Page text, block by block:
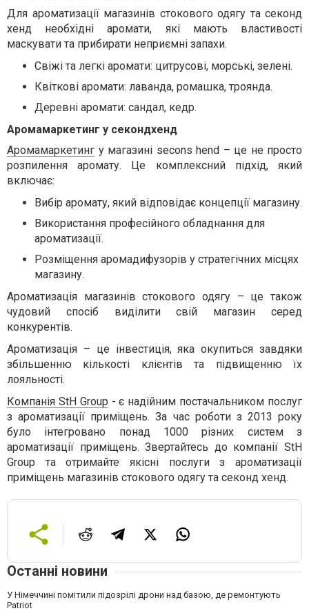
Для ароматизації магазинів стокового одягу та секонд
хенд необхідні аромати, які мають властивості
маскувати та прибирати неприємні запахи.
Свіжі та легкі аромати: цитрусові, морські, зелені.
Квіткові аромати: лаванда, ромашка, троянда.
Деревні аромати: сандал, кедр.
Аромамаркетинг у секондхенд
Аромамаркетинг у магазині secons hend – це не просто
розпилення аромату. Це комплексний підхід, який
включає:
Вибір аромату, який відповідає концепції магазину.
Використання професійного обладнання для
ароматизації.
Розміщення аромадифузорів у стратегічних місцях
магазину.
Ароматизація магазинів стокового одягу – це також
чудовий спосіб виділити свій магазин серед
конкурентів.
Ароматизація – це інвестиція, яка окупиться завдяки
збільшенню кількості клієнтів та підвищенню їх
лояльності.
Компанія StH Group - є надійним постачальником послуг
з ароматизації приміщень. За час роботи з 2013 року
було інтегровано понад 1000 різних систем з
ароматизації приміщень. Звертайтесь до компанії StH
Group та отримайте якісні послуги з ароматизації
приміщень магазинів стокового одягу та секонд хенд.
Останні новини
У Німеччині помітили підозрілі дрони над базою, де ремонтують
Patriot